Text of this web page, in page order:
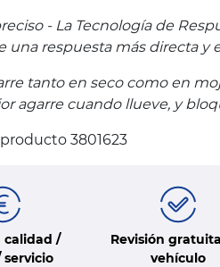
- La Tecnología de
una respuesta más directa y
tanto en seco como en
agarre cuando llueve, y
3801623
calidad /
servicio
Revisión
vehículo